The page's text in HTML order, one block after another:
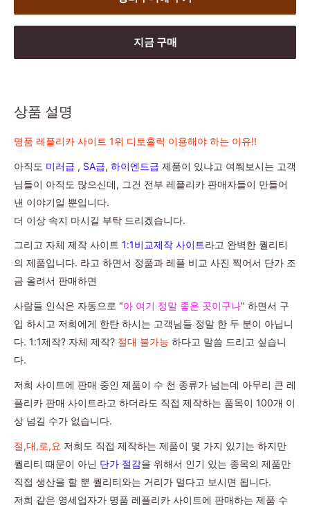
지금 구매
상품 설명
명품 레플리카 사이트 1위 디토홀릭 이용해야 하는 이유!!
아직도 미러급 , SA급, 하이엔드급 제품이 있냐고 여쭤보시는 고객
님들이 아직도 많으신데, 그건 전부 레플리카 판매자들이 만들어
낸 이야기일 뿐입니다.
더 이상 속지 마시길 부탁 드리겠습니다.
그리고 자체 제작 사이트 1:1비교제작 사이트라고 완벽한 퀄리티
의 제품입니다. 라고 하면서 정품과 레플 비교 사진 찍어서 단가 조
금 올려서 판매하면
사람들 인식은 자동으로 "아 여기 정말 좋은 곳이구나" 하면서 구
입 하시고 저희에게 한탄 하시는 고객님들 정말 한 두 분이 아닙니
다. 1:1제작? 자체 제작? 절대 불가능 하다고 말씀 드리고 싶습니
다.
저희 사이트에 판매 중인 제품이 수 천 종류가 넘는데 아무리 큰 레
플리카 판매 사이트라고 하더라도 직접 제작하는 품목이 100개 이
상 넘길 수가 없습니다.
절,대,로,요 저희도 직접 제작하는 제품이 몇 가지 있기는 하지만
퀄리티 때문이 아닌 단가 절감을 위해서 인기 있는 종목의 제품만
직접 생산을 할 뿐 퀄리티와는 거리가 멀다고 보시면 됩니다.
저희 같은 영세업자가 명품 레플리카 사이트에 판매하는 제품 수